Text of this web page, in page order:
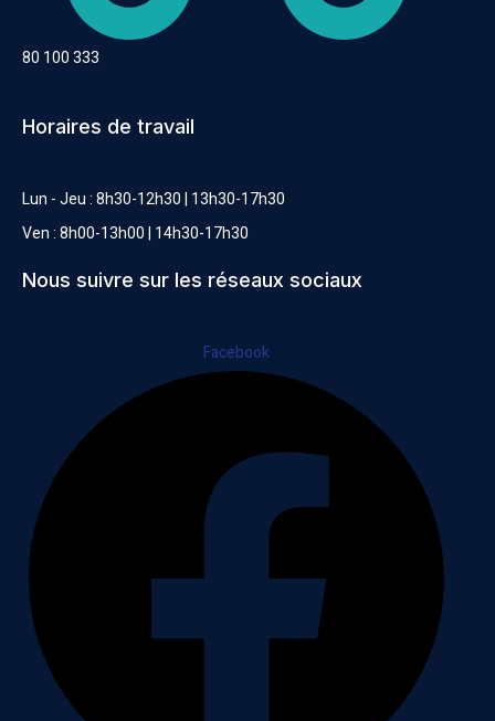
80 100 333
Horaires de travail
Lun - Jeu : 8h30-12h30 | 13h30-17h30
Ven : 8h00-13h00 | 14h30-17h30
Nous suivre sur les réseaux sociaux
Facebook